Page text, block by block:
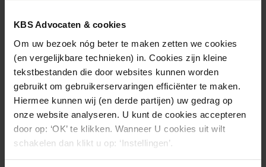
KBS Advocaten & cookies
Om uw bezoek nóg beter te maken zetten we cookies
(en vergelijkbare technieken) in. Cookies zijn kleine
tekstbestanden die door websites kunnen worden
gebruikt om gebruikerservaringen efficiënter te maken.
Hiermee kunnen wij (en derde partijen) uw gedrag op
onze website analyseren. U kunt de cookies accepteren
door op: ‘OK’ te klikken. Wanneer U cookies uit wilt
schakelen dan klikt u op: ‘Instellingen’.
MARKTWERKING EN
MEDEDINGINGSRECHT
23.11.2023
Bezwaar Chipsoft tegen openbaarmaking
van Marktverkenning ICT in de zorg
verworpen